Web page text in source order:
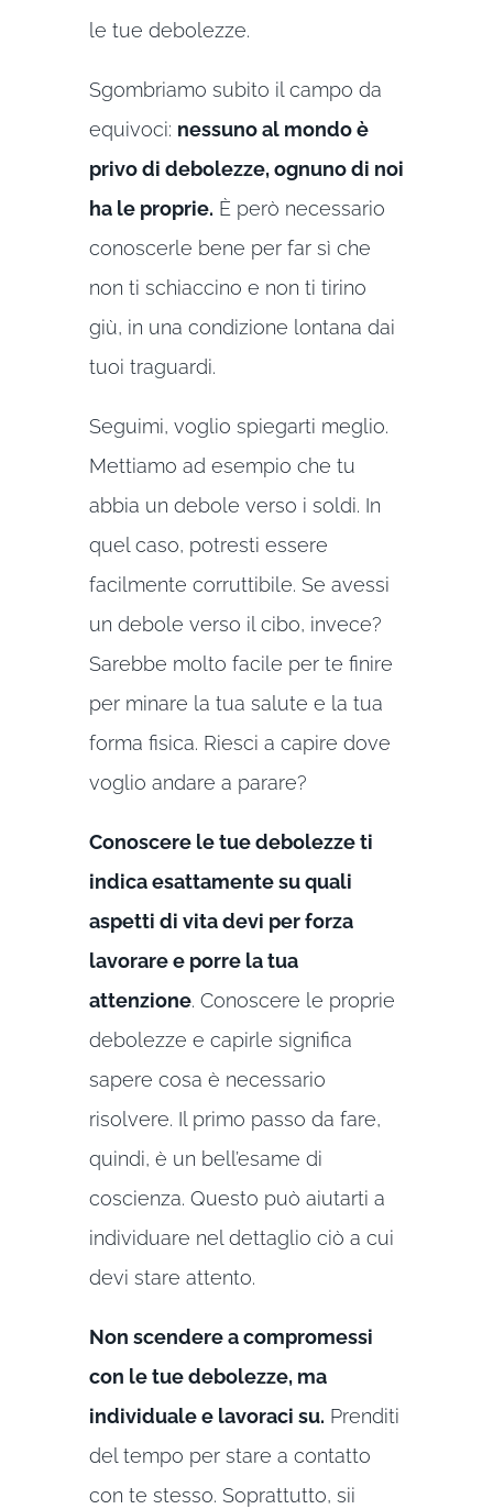
le tue debolezze.
Sgombriamo subito il campo da
equivoci: nessuno al mondo è
privo di debolezze, ognuno di noi
ha le proprie. È però necessario
conoscerle bene per far sì che
non ti schiaccino e non ti tirino
giù, in una condizione lontana dai
tuoi traguardi.
Seguimi, voglio spiegarti meglio.
Mettiamo ad esempio che tu
abbia un debole verso i soldi. In
quel caso, potresti essere
facilmente corruttibile. Se avessi
un debole verso il cibo, invece?
Sarebbe molto facile per te finire
per minare la tua salute e la tua
forma fisica. Riesci a capire dove
voglio andare a parare?
Conoscere le tue debolezze ti
indica esattamente su quali
aspetti di vita devi per forza
lavorare e porre la tua
attenzione. Conoscere le proprie
debolezze e capirle significa
sapere cosa è necessario
risolvere. Il primo passo da fare,
quindi, è un bell’esame di
coscienza. Questo può aiutarti a
individuare nel dettaglio ciò a cui
devi stare attento.
Non scendere a compromessi
con le tue debolezze, ma
individuale e lavoraci su. Prenditi
del tempo per stare a contatto
con te stesso. Soprattutto, sii